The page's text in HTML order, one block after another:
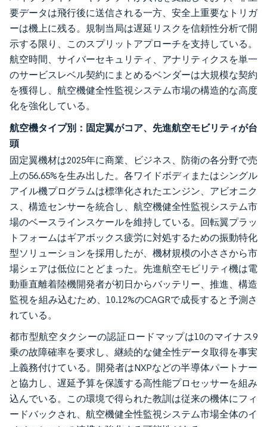
要データは飛行後に送信される一方、安全上重要なトリガ
ーは機上に残る。規制当局は遅延リスクを信頼性分析で開
示する限り、このスプリットアプローチを支持している。
航空時間、サイバーセキュリティ、アナリティクスを単一
のサービスレベル契約にまとめるベンダーは大規模な契約
を獲得し、航空機健全性監視システム市場の構造的な高度
化を強化している。
航空機タイプ別：固定翼がコア、先進航空モビリティが台
頭
固定翼機材は2025年に商業、ビジネス、防衛の各分野で売
上の56.65%を生み出した。各ワイドボディまたはシングル
アイル機プログラムは標準化されたエンジン、アビオニク
ス、構造センサーを統合し、航空機健全性監視システム市
場のベースラインスケールを維持している。回転翼プラッ
トフォームはギアボックス疲労に対処するための振動特化
型ソリューションを採用したが、機材規模の小ささから市
場シェアは低位にとどまった。先進航空モビリティ機は電
動垂直離着陸機開発者が初日からバッテリー、推進、構造
監視を組み込むため、10.12%のCAGRで成長すると予測さ
れている。
都市型航空タクシーの認証ロードマップは10のマイナス9
乗の故障確率を要求し、継続的な健全性データ取得を事実
上義務付けている。開発者はNXPなどの半導体パートナー
と協力し、遅延予算を保護する高性能プロセッサーを組み
込んでいる。この環境で得られた教訓は従来の機体にフィ
ードバックされ、航空機健全性監視システム市場全体のイ